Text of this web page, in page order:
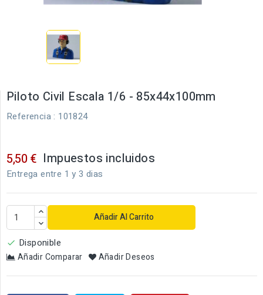
Piloto Civil Escala 1/6 - 85x44x100mm
Referencia : 101824
5,50 € Impuestos incluidos
Entrega entre 1 y 3 dias
Añadir Al Carrito
 Disponible
Añadir Comparar Añadir Deseos